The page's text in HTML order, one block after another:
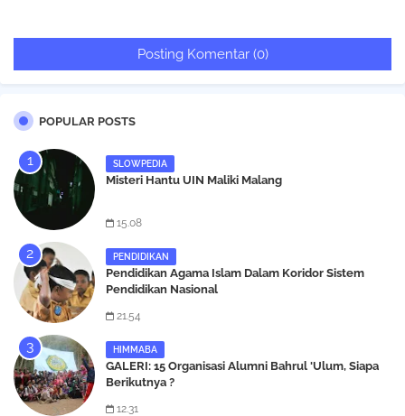
Posting Komentar (0)
POPULAR POSTS
SLOWPEDIA
Misteri Hantu UIN Maliki Malang
15.08
PENDIDIKAN
Pendidikan Agama Islam Dalam Koridor Sistem
Pendidikan Nasional
21.54
HIMMABA
GALERI: 15 Organisasi Alumni Bahrul 'Ulum, Siapa
Berikutnya ?
12.31